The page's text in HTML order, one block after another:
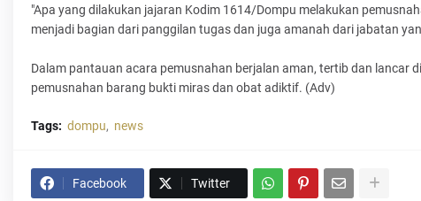
"Apa yang dilakukan jajaran Kodim 1614/Dompu melakukan
menjadi bagian dari panggilan tugas dan juga amanah dari jabatan
Dalam pantauan acara pemusnahan berjalan aman, tertib dan lancar
pemusnahan barang bukti miras dan obat adiktif. (Adv)
Tags: dompu news
Facebook Twitter